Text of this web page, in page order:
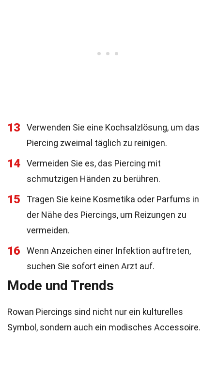
13
Verwenden Sie eine Kochsalzlösung, um das
Piercing zweimal täglich zu reinigen.
14
Vermeiden Sie es, das Piercing mit
schmutzigen Händen zu berühren.
15
Tragen Sie keine Kosmetika oder Parfums in
der Nähe des Piercings, um Reizungen zu
vermeiden.
16
Wenn Anzeichen einer Infektion auftreten,
suchen Sie sofort einen Arzt auf.
Mode und Trends
Rowan Piercings sind nicht nur ein kulturelles
Symbol, sondern auch ein modisches Accessoire.